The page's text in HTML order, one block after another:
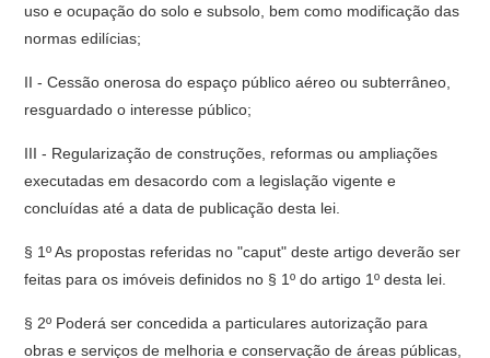
uso e ocupação do solo e subsolo, bem como modificação das
normas edilícias;
II - Cessão onerosa do espaço público aéreo ou subterrâneo,
resguardado o interesse público;
III - Regularização de construções, reformas ou ampliações
executadas em desacordo com a legislação vigente e
concluídas até a data de publicação desta lei.
§ 1º As propostas referidas no "caput" deste artigo deverão ser
feitas para os imóveis definidos no § 1º do artigo 1º desta lei.
§ 2º Poderá ser concedida a particulares autorização para
obras e serviços de melhoria e conservação de áreas públicas,